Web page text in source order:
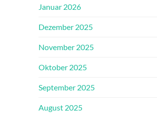
Januar 2026
Dezember 2025
November 2025
Oktober 2025
September 2025
August 2025